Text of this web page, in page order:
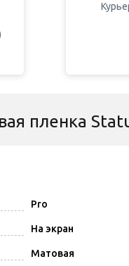
пленка
Pro
На экран
Матовая